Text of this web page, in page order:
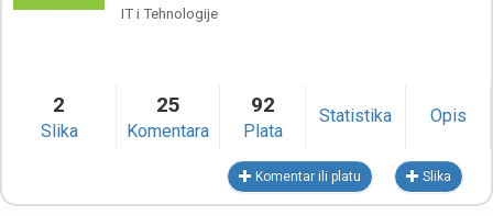
IT i Tehnologije
2
Slika
25
Komentara
92
Plata
Statistika Opis
Komentar ili platu Slika